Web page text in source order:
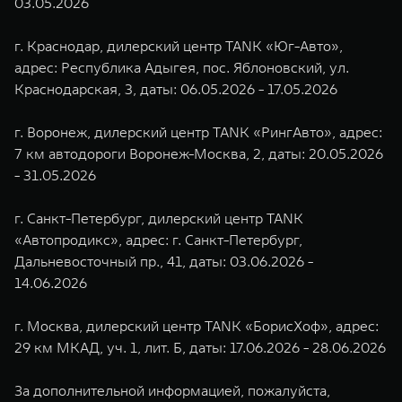
г. Краснодар, дилерский центр TANK «Юг-Авто»,
адрес: Республика Адыгея, пос. Яблоновский, ул.
Краснодарская, 3, даты: 06.05.2026 - 17.05.2026
г. Воронеж, дилерский центр TANK «РингАвто», адрес:
7 км автодороги Воронеж-Москва, 2, даты: 20.05.2026
- 31.05.2026
г. Санкт-Петербург, дилерский центр TANK
«Автопродикс», адрес: г. Санкт-Петербург,
Дальневосточный пр., 41, даты: 03.06.2026 -
14.06.2026
г. Москва, дилерский центр TANK «БорисХоф», адрес:
29 км МКАД, уч. 1, лит. Б, даты: 17.06.2026 - 28.06.2026
За дополнительной информацией, пожалуйста,